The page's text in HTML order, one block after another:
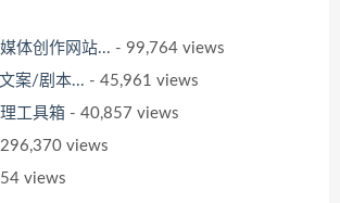
体创作网站... - 99,764 views
案/剧本... - 45,961 views
工具箱 - 40,857 views
views
views